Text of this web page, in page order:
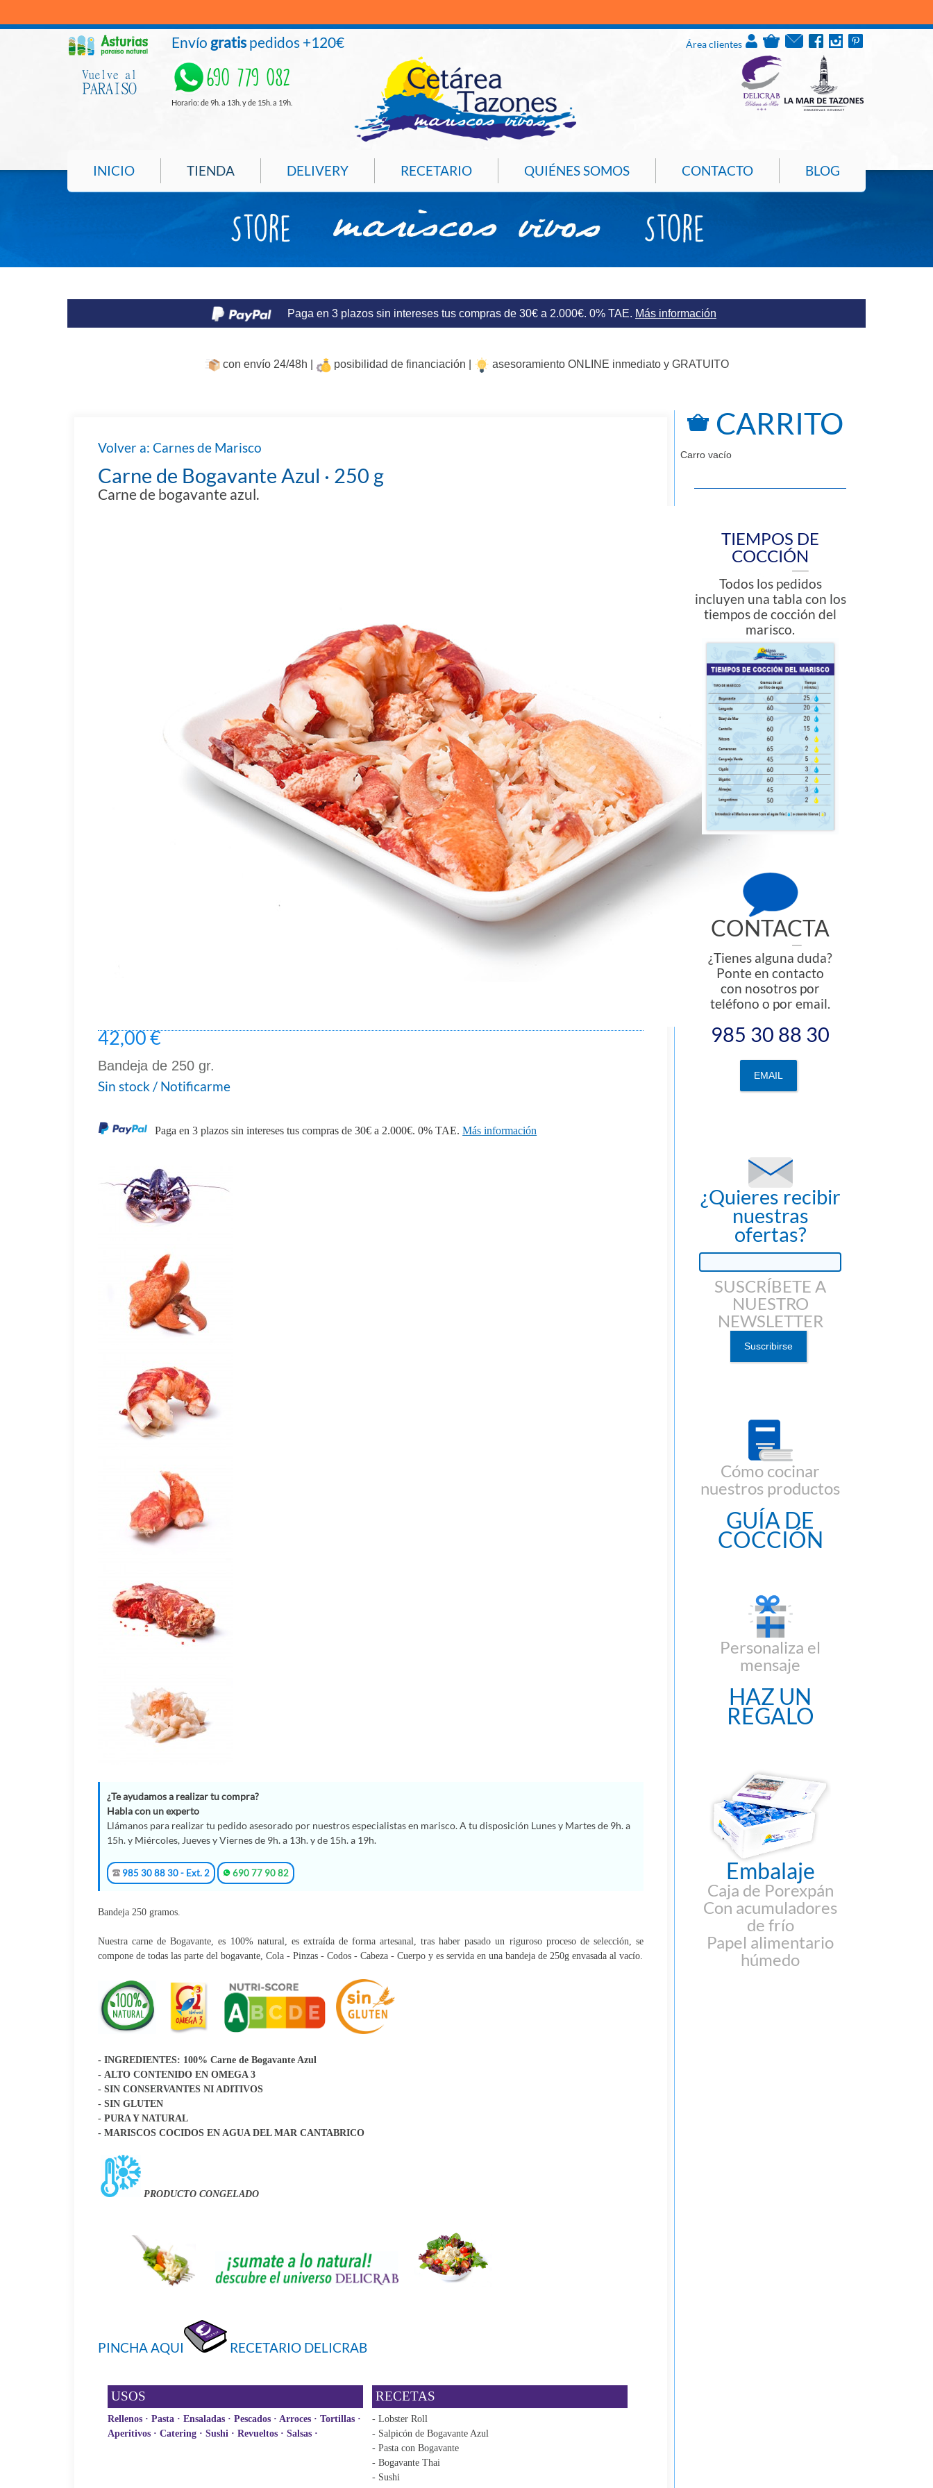
Envío gratispedidos +120€ Área clientes
690 779 082
Horario: de 9h. a 13h. y de 15h. a 19h.
INICIO TIENDA DELIVERY RECETARIO QUIÉNES SOMOS CONTACTO BLOG
Paga en 3 plazos sin intereses tus compras de 30€ a 2.000€. 0% TAE. Más información
con envío 24/48h | posibilidad de financiación | asesoramiento ONLINE inmediato y GRATUITO
Volver a: Carnes de Marisco
Carne de Bogavante Azul · 250 g
Carne de bogavante azul.
42,00 €
Bandeja de 250 gr.
Sin stock / Notificarme
Paga en 3 plazos sin intereses tus compras de 30€ a 2.000€. 0% TAE.Más información
¿Te ayudamos a realizar tu compra?
Habla con un experto
Llámanos para realizar tu pedido asesorado por nuestros especialistas en marisco. A tu disposición Lunes y Martes de 9h. a
15h. y Miércoles, Jueves y Viernes de 9h. a 13h. y de 15h. a 19h.
985 30 88 30 - Ext. 2 690 77 90 82
Bandeja 250 gramos.
Nuestra carne de Bogavante, es 100% natural, es extraída de forma artesanal, tras haber pasado un riguroso proceso de selección, se
compone de todas las parte del bogavante, Cola - Pinzas - Codos - Cabeza - Cuerpo y es servida en una bandeja de 250g envasada al vacío.
- INGREDIENTES: 100% Carne de Bogavante Azul
- ALTO CONTENIDO EN OMEGA 3
- SIN CONSERVANTES NI ADITIVOS
- SIN GLUTEN
- PURA Y NATURAL
- MARISCOS COCIDOS EN AGUA DEL MAR CANTABRICO
PRODUCTO CONGELADO
PINCHA AQUI RECETARIO DELICRAB
USOS
Rellenos · Pasta · Ensaladas · Pescados · Arroces · Tortillas ·
Aperitivos · Catering · Sushi · Revueltos · Salsas ·
RECETAS
- Lobster Roll
- Salpicón de Bogavante Azul
- Pasta con Bogavante
- Bogavante Thai
- Sushi
CARRITO
Carro vacío
TIEMPOS DE
COCCIÓN
Todos los pedidos
incluyen una tabla con los
tiempos de cocción del
marisco.
CONTACTA
¿Tienes alguna duda?
Ponte en contacto
con nosotros por
teléfono o por email.
985 30 88 30
EMAIL
¿Quieres recibir
nuestras
ofertas?
SUSCRÍBETE A
NUESTRO
NEWSLETTER
Cómo cocinar
nuestros productos
GUÍA DE
COCCIÓN
Personaliza el
mensaje
HAZ UN
REGALO
Embalaje
Caja de Porexpán
Con acumuladores
de frío
Papel alimentario
húmedo